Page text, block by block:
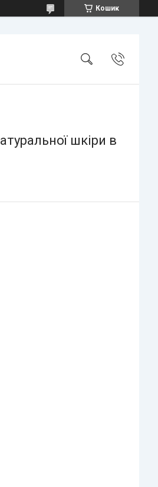
Кошик
шкіри в